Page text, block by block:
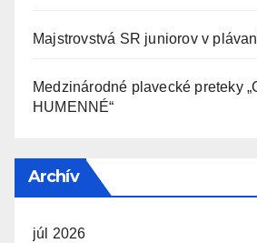
Majstrovstvá SR juniorov v
Medzinárodné plavecké preteky
HUMENNÉ“
Archív
júl 2026